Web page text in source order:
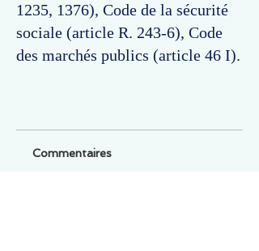
1235, 1376), Code de la sécurité
sociale (article R. 243-6), Code
des marchés publics (article 46 I).
Commentaires